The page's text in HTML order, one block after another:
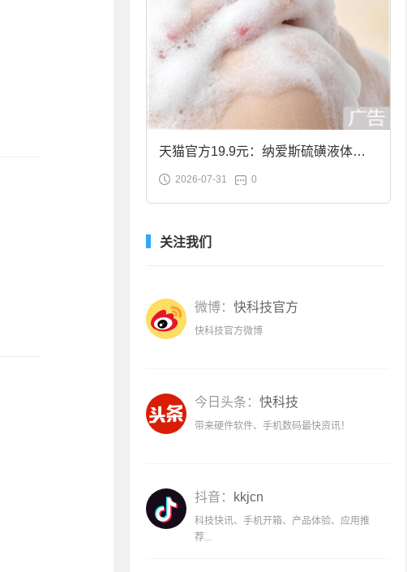
天猫官方19.9元：纳爱斯硫磺液体香
皂2斤大促
2026-07-31 0
关注我们
微博： 快科技官方
快科技官方微博
今日头条： 快科技
带来硬件软件、手机数码最快资讯！
抖音： kkjcn
科技快讯、手机开箱、产品体验、应用推
荐...